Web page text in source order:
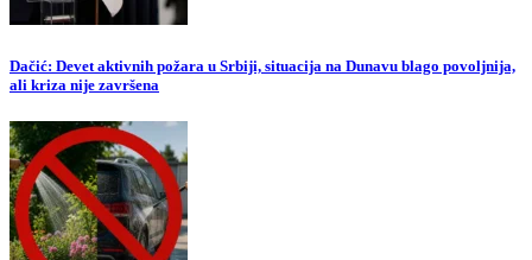
Dačić: Devet aktivnih požara u Srbiji, situacija na Dunavu blago povoljnija,
ali kriza nije završena